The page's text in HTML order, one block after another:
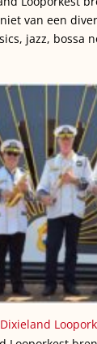
van een
jazz, bossa